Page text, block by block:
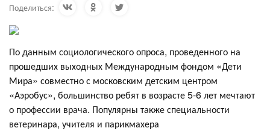
Поделиться:
По данным социологического опроса, проведенного на
прошедших выходных Международным фондом «Дети
Мира» совместно с московским детским центром
«Аэробус», большинство ребят в возрасте 5-6 лет мечтают
о профессии врача. Популярны также специальности
ветеринара, учителя и парикмахера